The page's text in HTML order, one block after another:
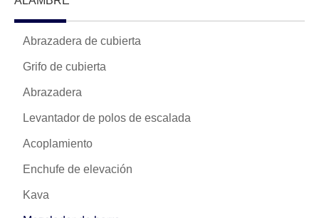
Abrazadera de cubierta
Grifo de cubierta
Abrazadera
Levantador de polos de escalada
Acoplamiento
Enchufe de elevación
Kava